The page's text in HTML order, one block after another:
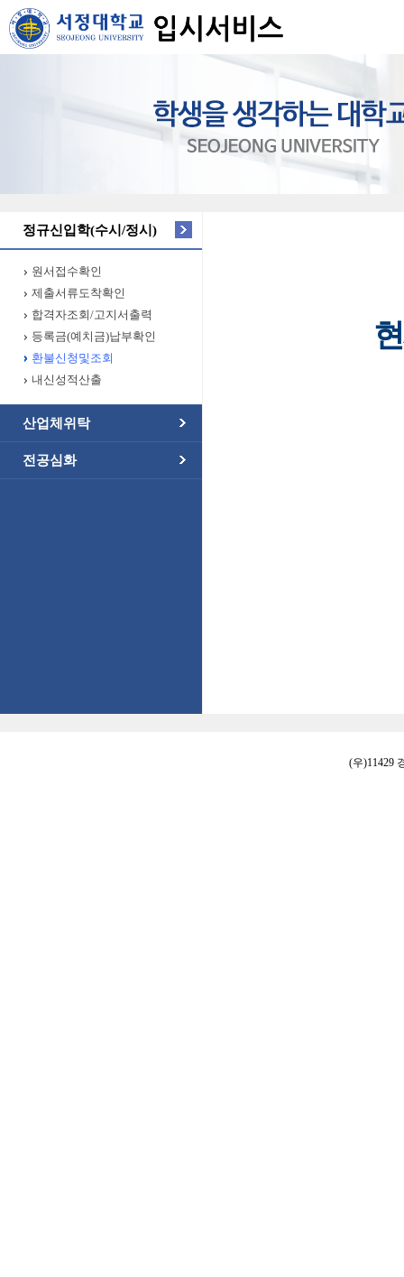
정규신입학(수시/정시)
원서접수확인
제출서류도착확인
합격자조회/고지서출력
등록금(예치금)납부확인
환불신청및조회
내신성적산출
산업체위탁
전공심화
(우)11429